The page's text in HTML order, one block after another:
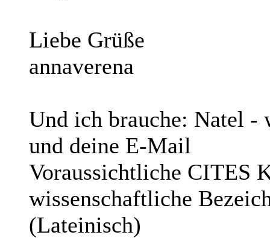
Liebe Grüße
annaverena
Und ich brauche: Natel -
und deine E-Mail
Voraussichtliche CITES
wissenschaftliche
(Lateinisch)